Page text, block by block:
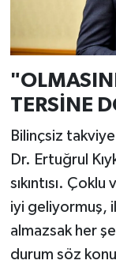
TERSİNE
Bilinçsiz takviye
Dr. Ertuğrul
sıkıntısı.
iyi geliyormuş,
almazsak her
durum söz